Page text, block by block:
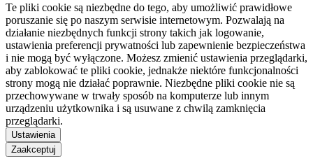
Te pliki cookie są niezbędne do tego, aby umożliwić prawidłowe
poruszanie się po naszym serwisie internetowym. Pozwalają na
działanie niezbędnych funkcji strony takich jak logowanie,
ustawienia preferencji prywatności lub zapewnienie bezpieczeństwa
i nie mogą być wyłączone. Możesz zmienić ustawienia przeglądarki,
aby zablokować te pliki cookie, jednakże niektóre funkcjonalności
strony mogą nie działać poprawnie. Niezbędne pliki cookie nie są
przechowywane w trwały sposób na komputerze lub innym
urządzeniu użytkownika i są usuwane z chwilą zamknięcia
przeglądarki.
Ustawienia
Zaakceptuj